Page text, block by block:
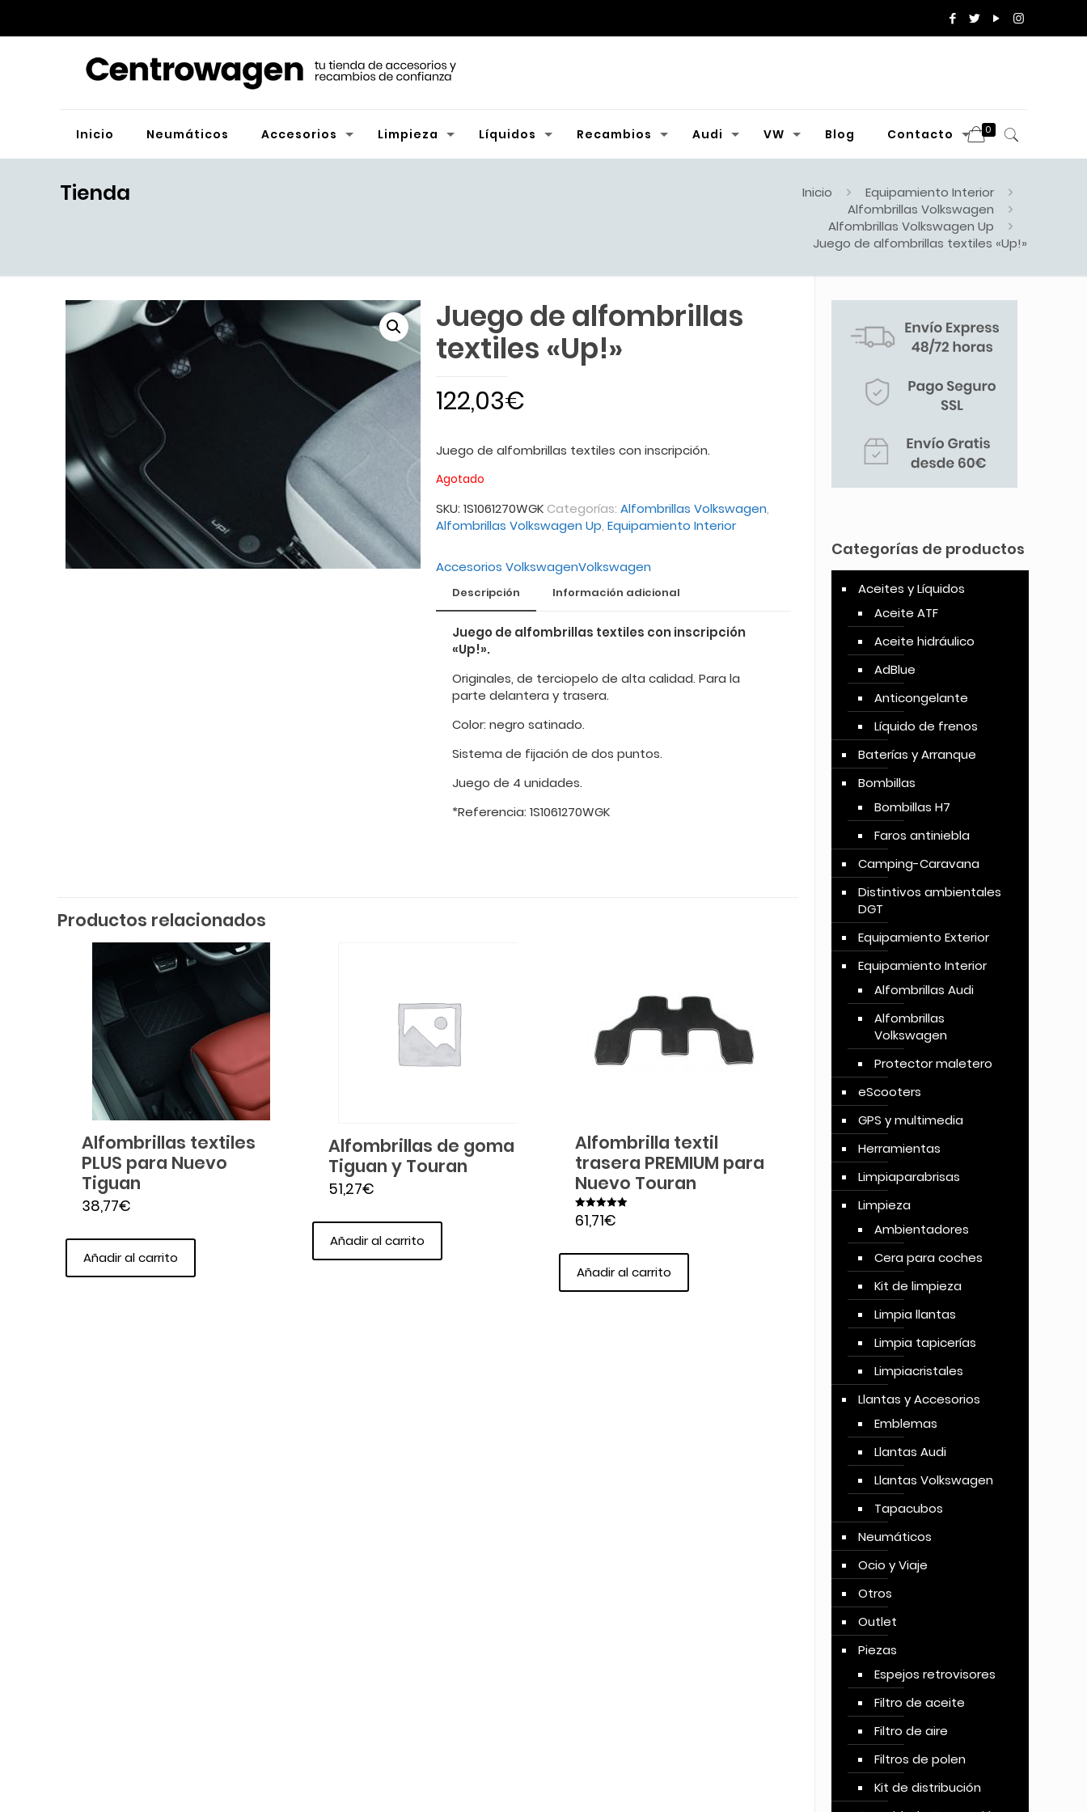
Inicio Neumáticos Accesorios Limpieza Líquidos Recambios Audi VW Blog Contacto 0
Tienda Inicio
Equipamiento Interior
Alfombrillas Volkswagen
Alfombrillas Volkswagen Up
Juego de alfombrillas textiles «Up!»
Juego de alfombrillas
textiles «Up!»
122,03€
Juego de alfombrillas textiles con inscripción.
Agotado
SKU: 1S1061270WGK Categorías: Alfombrillas Volkswagen,
Alfombrillas Volkswagen Up, Equipamiento Interior
Accesorios VolkswagenVolkswagen
Descripción Información adicional
Juego de alfombrillas textiles con inscripción
«Up!».
Originales, de terciopelo de alta calidad. Para la
parte delantera y trasera.
Color: negro satinado.
Sistema de fijación de dos puntos.
Juego de 4 unidades.
*Referencia: 1S1061270WGK
Productos relacionados
Alfombrillas textiles
PLUS para Nuevo
Tiguan
38,77€
Añadir al carrito
Alfombrillas de goma
Tiguan y Touran
51,27€
Añadir al carrito
Alfombrilla textil
trasera PREMIUM para
Nuevo Touran
Valorado en
5.00
61,71€
Añadir al carrito
Categorías de productos
Aceites y Líquidos
Aceite ATF
Aceite hidráulico
AdBlue
Anticongelante
Líquido de frenos
Baterías y Arranque
Bombillas
Bombillas H7
Faros antiniebla
Camping-Caravana
Distintivos ambientales
DGT
Equipamiento Exterior
Equipamiento Interior
Alfombrillas Audi
Alfombrillas
Volkswagen
Protector maletero
eScooters
GPS y multimedia
Herramientas
Limpiaparabrisas
Limpieza
Ambientadores
Cera para coches
Kit de limpieza
Limpia llantas
Limpia tapicerías
Limpiacristales
Llantas y Accesorios
Emblemas
Llantas Audi
Llantas Volkswagen
Tapacubos
Neumáticos
Ocio y Viaje
Otros
Outlet
Piezas
Espejos retrovisores
Filtro de aceite
Filtro de aire
Filtros de polen
Kit de distribución